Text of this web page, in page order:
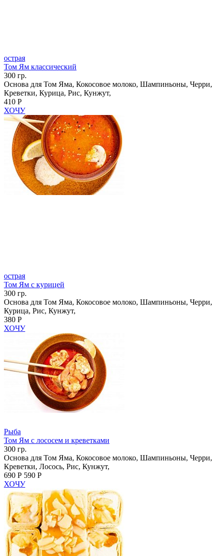
острая
Том Ям классический
300 гр.
Основа для Том Яма, Кокосовое молоко, Шампиньоны, Черри,
Креветки, Курица, Рис, Кунжут,
410 Р
ХОЧУ
острая
Том Ям с курицей
300 гр.
Основа для Том Яма, Кокосовое молоко, Шампиньоны, Черри,
Курица, Рис, Кунжут,
380 Р
ХОЧУ
Рыба
Том Ям с лососем и креветками
300 гр.
Основа для Том Яма, Кокосовое молоко, Шампиньоны, Черри,
Креветки, Лосось, Рис, Кунжут,
690 Р 590 Р
ХОЧУ